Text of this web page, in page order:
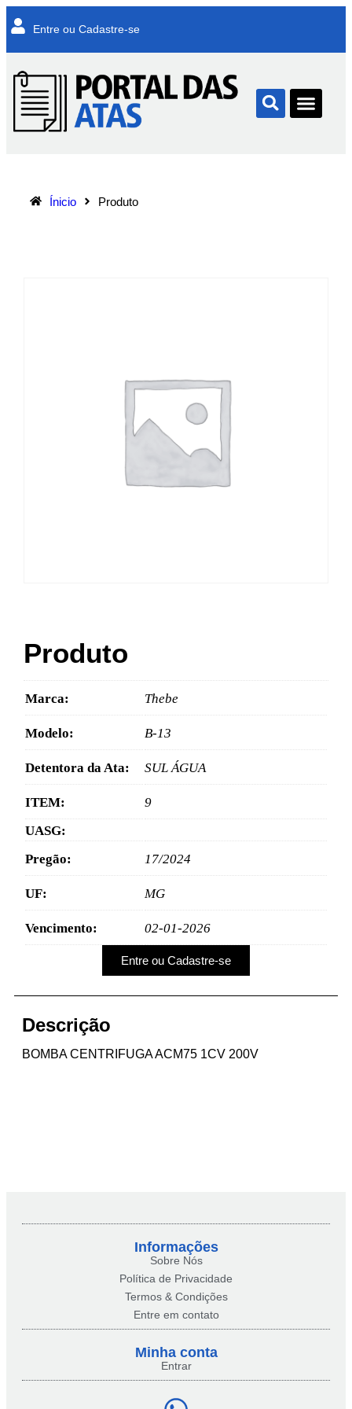
Entre ou Cadastre-se
Ínicio Produto
Produto
Marca: Thebe
Modelo: B-13
Detentora da Ata: SUL ÁGUA
ITEM:
9
UASG:
Pregão:
17/2024
UF: MG
Vencimento: 02-01-2026
Entre ou Cadastre-se
Descrição
BOMBA CENTRIFUGA ACM75 1CV 200V
Informações
Sobre Nós
Política de Privacidade
Termos & Condições
Entre em contato
Minha conta​
Entrar